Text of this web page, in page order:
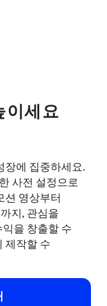
이세요
장에 집중하세요.
사전 설정으로
션 영상부터
지, 관심을
을 창출할 수
제작할 수